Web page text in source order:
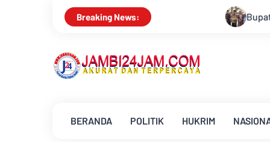
Breaking News:
Bupati Muarojambi Hadiri HUT Ke 17 Desa
BERANDA POLITIK HUKRIM